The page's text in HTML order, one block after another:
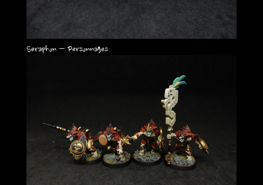
Seraphon – Personnages